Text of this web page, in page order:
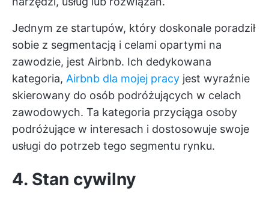
Jednym ze startupów, który doskonale poradził
sobie z segmentacją i celami opartymi na
zawodzie, jest Airbnb. Ich dedykowana
kategoria, Airbnb dla mojej pracy jest wyraźnie
skierowany do osób podróżujących w celach
zawodowych. Ta kategoria przyciąga osoby
podróżujące w interesach i dostosowuje swoje
usługi do potrzeb tego segmentu rynku.
4. Stan cywilny